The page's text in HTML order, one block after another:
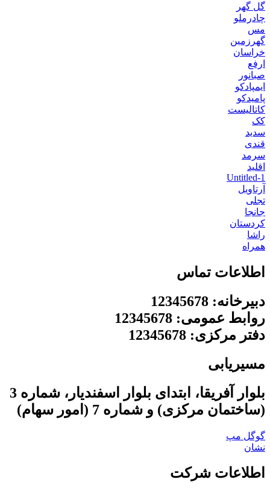
گل گهر
چادرملو
مس
گهرزمین
خراسان
ارفع
صبانور
ایمپادکو
پامیدکو
کاتالیست
کک
سدید
قندی
سرمد
اقلید
Untitled-1
آرتاویل
تجلی
جانجا
کردستان
راشا
همراه
اطلاعات تماس
دبیرخانه: 12345678
روابط عمومی: 12345678
دفتر مرکزی: 12345678
مسیریابی
بلوار آفریقا، ابتدای بلوار اسفندیار، شماره 3
(ساختمان مرکزی) و شماره 7 (امور سهام)
گوگل مپ
نشان
اطلاعات شرکت